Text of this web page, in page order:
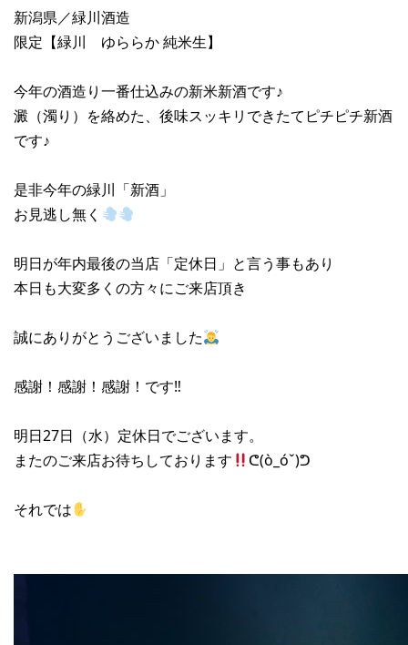
新潟県／緑川酒造
限定【緑川 ゆららか 純米生】
今年の酒造り一番仕込みの新米新酒です♪
澱（濁り）を絡めた、後味スッキリできたてピチピチ新酒
です♪
是非今年の緑川「新酒」
お見逃し無く
明日が年内最後の当店「定休日」と言う事もあり
本日も大変多くの方々にご来店頂き
誠にありがとうございました
感謝！感謝！感謝！です‼︎
明日27日（水）定休日でございます。
またのご来店お待ちしております
ᕦ(ò_óˇ)ᕤ
それでは